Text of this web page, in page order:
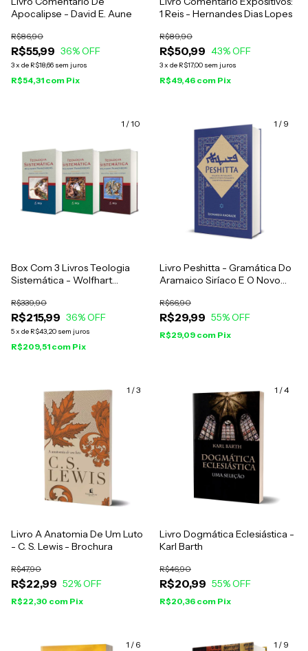
Apocalipse - David E. Aune
R$55,99
R$86,90
36% OFF
3x de R$18,66 sem juros
R$54,31 com Pix
1 Reis - Hernandes Dias Lopes
R$50,99
R$89,90
43% OFF
3x de R$17,00 sem juros
R$49,46 com Pix
1 /10
Box Com 3 Livros Teologia
Sistemática - Wolfhart
R$215,99
R$339,90
36% OFF
5x de R$43,20 sem juros
R$209,51 com Pix
1 / 9
Livro Peshitta - Gramática Do
Aramaico Siríaco E O Novo
Aramaico - Leonardo
Andrade
R$29,99
R$66,90
55% OFF
R$29,09 com Pix
1 /3
Livro A Anatomia De Um Luto
- C. S. Lewis - Brochura
R$22,99
R$47,90
52% OFF
R$22,30 com Pix
1 /4
Livro Dogmática Eclesiástica -
Karl Barth
R$20,99
R$46,90
55% OFF
R$20,36 com Pix
1 / 6 1 / 9